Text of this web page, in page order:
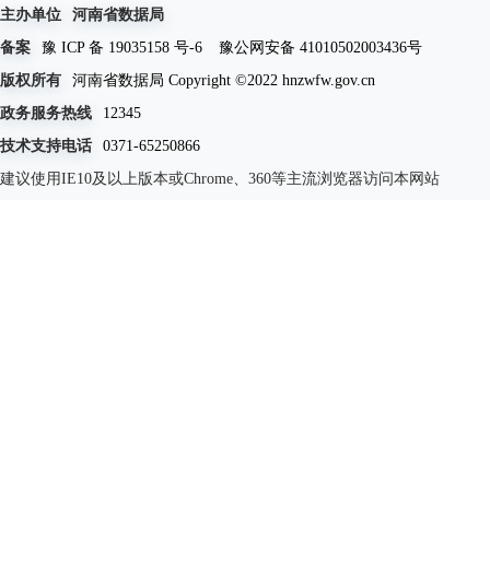
主办单位
河南省数据局
备案
豫 ICP 备 19035158 号-6
豫公网安备 41010502003436号
版权所有
河南省数据局 Copyright ©2022 hnzwfw.gov.cn
政务服务热线
12345
技术支持电话
0371-65250866
建议使用IE10及以上版本或Chrome、360等主流浏览器访问本网站